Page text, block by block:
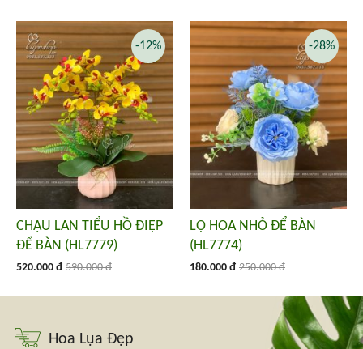
CHẬU LAN TIỂU HỒ ĐIỆP
ĐỂ BÀN (HL7779)
520.000 đ 590.000 đ
-12%
LỌ HOA NHỎ ĐỂ BÀN
(HL7774)
180.000 đ 250.000 đ
-28%
Hoa Lụa Đẹp